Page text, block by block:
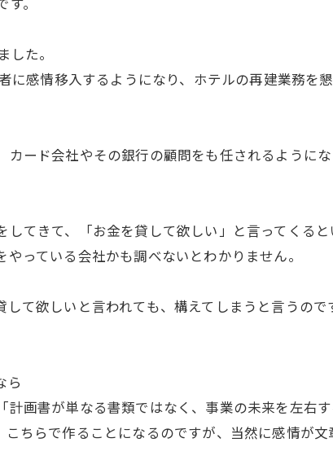
た。
感情移入するようになり、ホテルの再建業務を
ード会社やその銀行の顧問をも任されるように
てきて、「お金を貸して欲しい」と言ってくると
っている会社かも調べないとわかりません。
て欲しいと言われても、構えてしまうと言うので
ら
画書が単なる書類ではなく、事業の未来を左右
ちらで作ることになるのですが、当然に感情が